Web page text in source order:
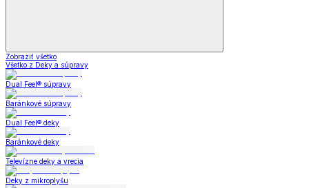
Zobraziť všetko
Všetko z Deky a súpravy
Dual Feel® súpravy
Baránkové súpravy
Dual Feel® deky
Baránkové deky
Televízne deky a vrecia
Deky z mikroplyšu